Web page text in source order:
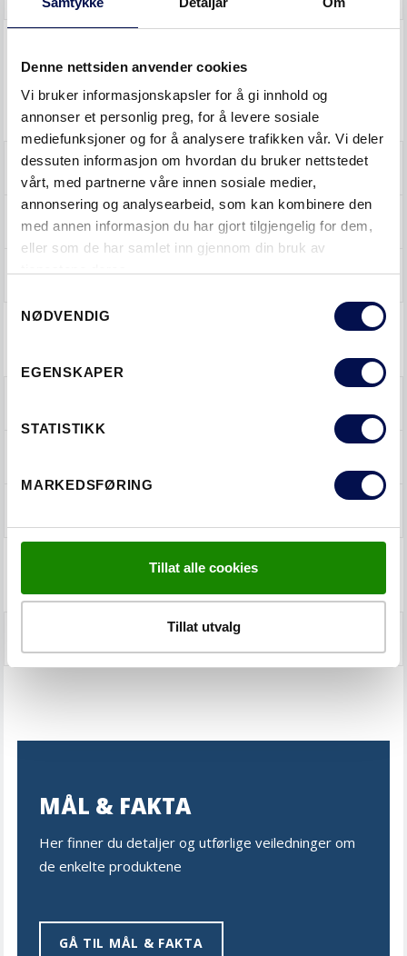
Denne nettsiden anvender cookies
Vi bruker informasjonskapsler for å gi innhold og
annonser et personlig preg, for å levere sosiale
mediefunksjoner og for å analysere trafikken vår. Vi deler
dessuten informasjon om hvordan du bruker nettstedet
vårt, med partnerne våre innen sosiale medier,
annonsering og analysearbeid, som kan kombinere den
med annen informasjon du har gjort tilgjengelig for dem,
eller som de har samlet inn gjennom din bruk av
Selection
NØDVENDIG
EGENSKAPER
STATISTIKK
MARKEDSFØRING
Tillat alle cookies
Tillat utvalg
SWEDOOR INNVENDIGE,
UKLASSIFISERTE OG KLASSIFISERTE
KARMER & TERSKLER
TREKARM UTEN TERSKEL
RC3 TREKARM UTEN TERSKEL
TRETERSKLER
SWEDOOR STÅLDØRER
MÅL & FAKTA
Her finner du detaljer og utførlige veiledninger om
de enkelte produktene
GÅ TIL MÅL & FAKTA